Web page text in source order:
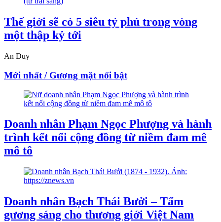
Thế giới sẽ có 5 siêu tỷ phú trong vòng
một thập kỷ tới
An Duy
Mới nhất / Gương mặt nổi bật
Doanh nhân Phạm Ngọc Phượng và hành
trình kết nối cộng đồng từ niềm đam mê
mô tô
Doanh nhân Bạch Thái Bưởi – Tấm
gương sáng cho thương giới Việt Nam